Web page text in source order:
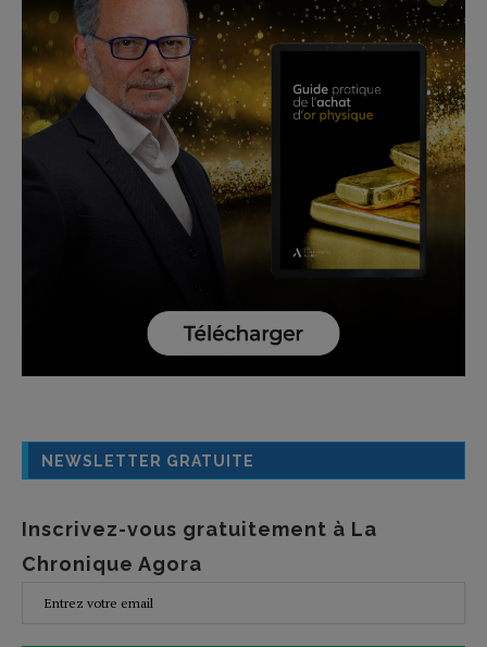
NEWSLETTER GRATUITE
Inscrivez-vous gratuitement à La
Chronique Agora